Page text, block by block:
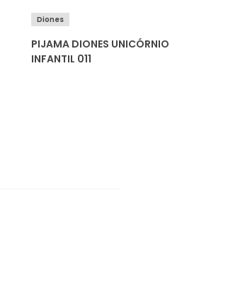
Diones
PIJAMA DIONES UNICÓRNIO
INFANTIL 011